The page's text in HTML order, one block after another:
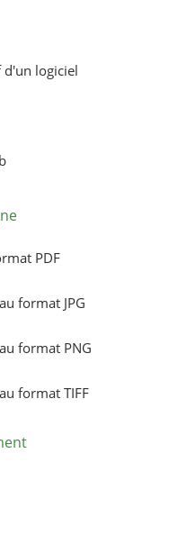
logiciel
PDF
format JPG
format PNG
format TIFF